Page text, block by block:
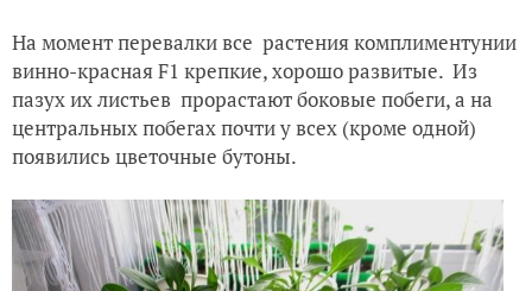
На момент перевалки все растения комплиментунии
винно-красная F1 крепкие, хорошо развитые. Из
пазух их листьев прорастают боковые побеги, а на
центральных побегах почти у всех (кроме одной)
появились цветочные бутоны.